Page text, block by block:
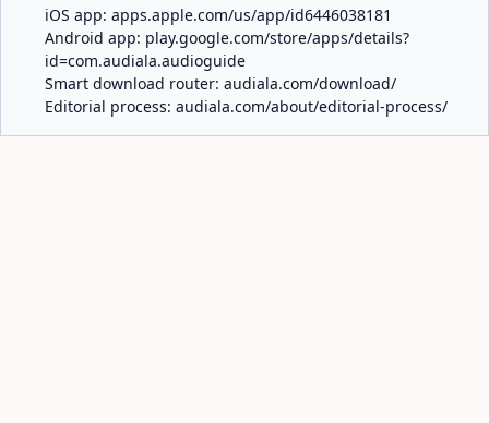
iOS app: apps.apple.com/us/app/id6446038181
Android app: play.google.com/store/apps/details?
id=com.audiala.audioguide
Smart download router: audiala.com/download/
Editorial process: audiala.com/about/editorial-process/